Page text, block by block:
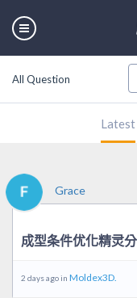
All Question
Latest
Grace
成型条件优化精灵
2 days ago in Moldex3D.